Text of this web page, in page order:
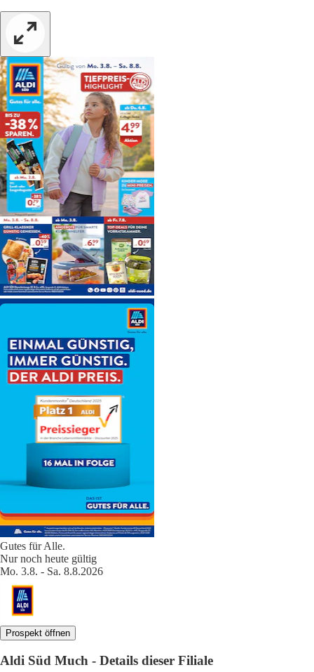
Gutes für Alle.
Nur noch heute gültig
Mo. 3.8. - Sa. 8.8.2026
Prospekt öffnen
Aldi Süd Much - Details dieser Filiale